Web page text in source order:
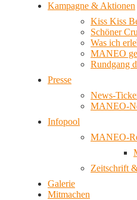
Kampagne & Aktionen
Kiss Kiss
Schöner
Was ich
MANEO
Rundgang
Presse
News-
MANEO-
Infopool
MANEO-
Zeitschrift
Galerie
Mitmachen